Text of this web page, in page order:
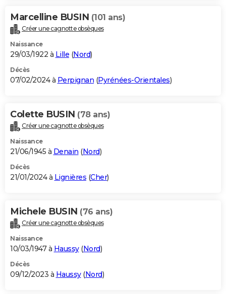
Marcelline BUSIN (101 ans)
Créer une cagnotte obsèques
Naissance
29/03/1922 à Lille (Nord)
Décès
07/02/2024 à Perpignan (Pyrénées-Orientales)
Colette BUSIN (78 ans)
Créer une cagnotte obsèques
Naissance
21/06/1945 à Denain (Nord)
Décès
21/01/2024 à Lignières (Cher)
Michele BUSIN (76 ans)
Créer une cagnotte obsèques
Naissance
10/03/1947 à Haussy(Nord)
Décès
09/12/2023 à Haussy(Nord)